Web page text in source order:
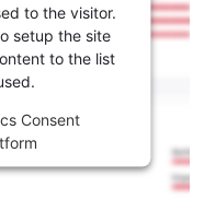
to the visitor.
setup the site
to the list
Consent